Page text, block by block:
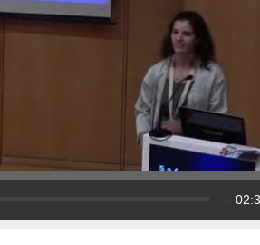
-